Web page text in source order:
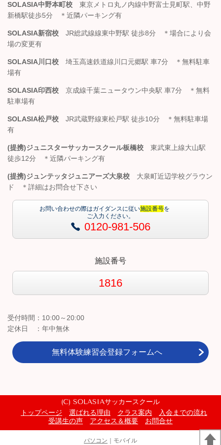
SOLASIA中野本町校 東京メトロ丸ノ内線中野富士見町駅、中野
新橋駅徒歩5分 ＊近隣パーキング有
SOLASIA新宿校 JR総武線線東中野駅 徒歩8分 ＊場合により会
場の変更有
SOLASIA川口校 埼玉高速鉄道線川口元郷駅 車7分 ＊無料駐車
場有
SOLASIA印西校 京成線千葉ニュータウン中央駅 車7分 ＊無料
駐車場有
SOLASIA松戸校 JR武蔵野線東松戸駅 徒歩10分 ＊無料駐車場
有
(提携)ジュニスターサッカースクール板橋校 東武東上線大山駅
徒歩12分 ＊近隣パーキング有
(提携)ジュンテッタジュニアーズ大泉校 大泉町近辺学校グラウン
ド ＊詳細はお問合せ下さい
お問い合わせの際はガイダンスに従い施設番号を
ご入力ください。
0120-981-506
施設番号
1816
受付時間：10:00～20:00
定休日 ：年中無休
無料体験練習会登録フォームへ
(C) SOLASIAサッカースクール
トップページ
選ばれる理由 クラス案内
入会までの流れ
受講生の声
アクセス＆概要 お問合せ
パソコン ｜モバイル